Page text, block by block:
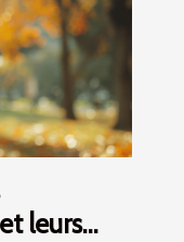
leurs